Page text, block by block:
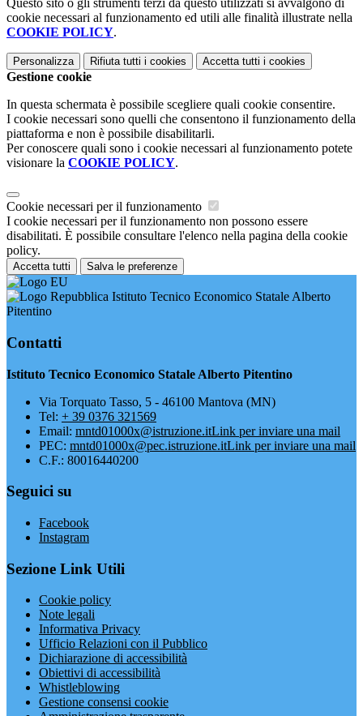
Questo sito o gli strumenti terzi da questo utilizzati si avvalgono di
cookie necessari al funzionamento ed utili alle finalità illustrate nella
COOKIE POLICY.
Personalizza Rifiuta tutti i cookies Accetta tutti i cookies
Gestione cookie
In questa schermata è possibile scegliere quali cookie consentire.
I cookie necessari sono quelli che consentono il funzionamento della
piattaforma e non è possibile disabilitarli.
Per conoscere quali sono i cookie necessari al funzionamento potete
visionare la COOKIE POLICY.
Cookie necessari per il funzionamento
I cookie necessari per il funzionamento non possono essere
disabilitati. È possibile consultare l'elenco nella pagina della cookie
policy.
Accetta tutti Salva le preferenze
Istituto Tecnico Economico Statale Alberto
Pitentino
Contatti
Istituto Tecnico Economico Statale Alberto Pitentino
Via Torquato Tasso, 5 - 46100 Mantova (MN)
Tel: + 39 0376 321569
Email: mntd01000x@istruzione.itLink per inviare una mail
PEC: mntd01000x@pec.istruzione.itLink per inviare una mail
C.F.: 80016440200
Seguici su
Facebook
Instagram
Sezione Link Utili
Cookie policy
Note legali
Informativa Privacy
Ufficio Relazioni con il Pubblico
Dichiarazione di accessibilità
Obiettivi di accessibilità
Whistleblowing
Gestione consensi cookie